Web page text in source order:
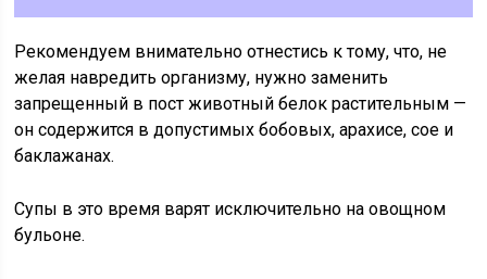
Рекомендуем внимательно отнестись к тому, что, не
желая навредить организму, нужно заменить
запрещенный в пост животный белок растительным —
он содержится в допустимых бобовых, арахисе, сое и
баклажанах.
Супы в это время варят исключительно на овощном
бульоне.